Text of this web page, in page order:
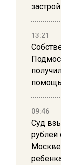
13:21
09:46
Суд
рублей
Москве